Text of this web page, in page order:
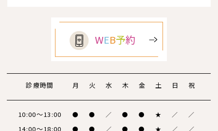
WEB予約
診療時間 月 火 水 木 金 土 日 祝
10:00～13:00 ● ● ／ ● ● ★ ／ ／
14:00～18:00 ● ● ／ ● ● ★ ／ ／